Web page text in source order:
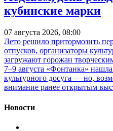
кубинские марки
07 августа 2026, 08:00
Лето решило притормозить
отпусков, организаторы
загружают горожан
7–9 августа «Фонтанка»
культурного досуга — но,
внимание ранее открытым
Новости